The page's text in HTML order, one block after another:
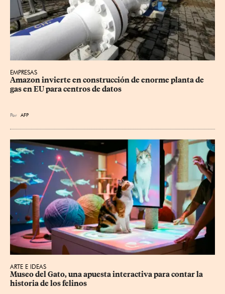
EMPRESAS
Amazon invierte en construcción de enorme planta de
gas en EU para centros de datos
Por AFP
ARTE E IDEAS
Museo del Gato, una apuesta interactiva para contar la
historia de los felinos